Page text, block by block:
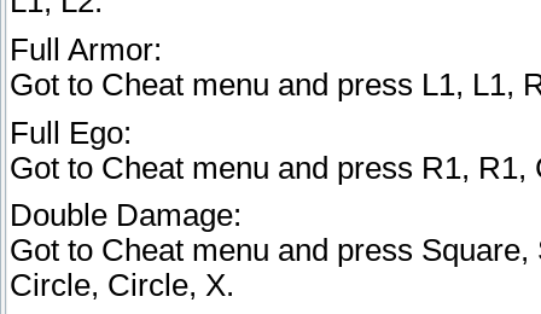
Full Armor:
Got to Cheat menu and press L1, L1,
Full Ego:
Got to Cheat menu and press R1,
Double Damage:
Got to Cheat menu and press
Circle, Circle, X.